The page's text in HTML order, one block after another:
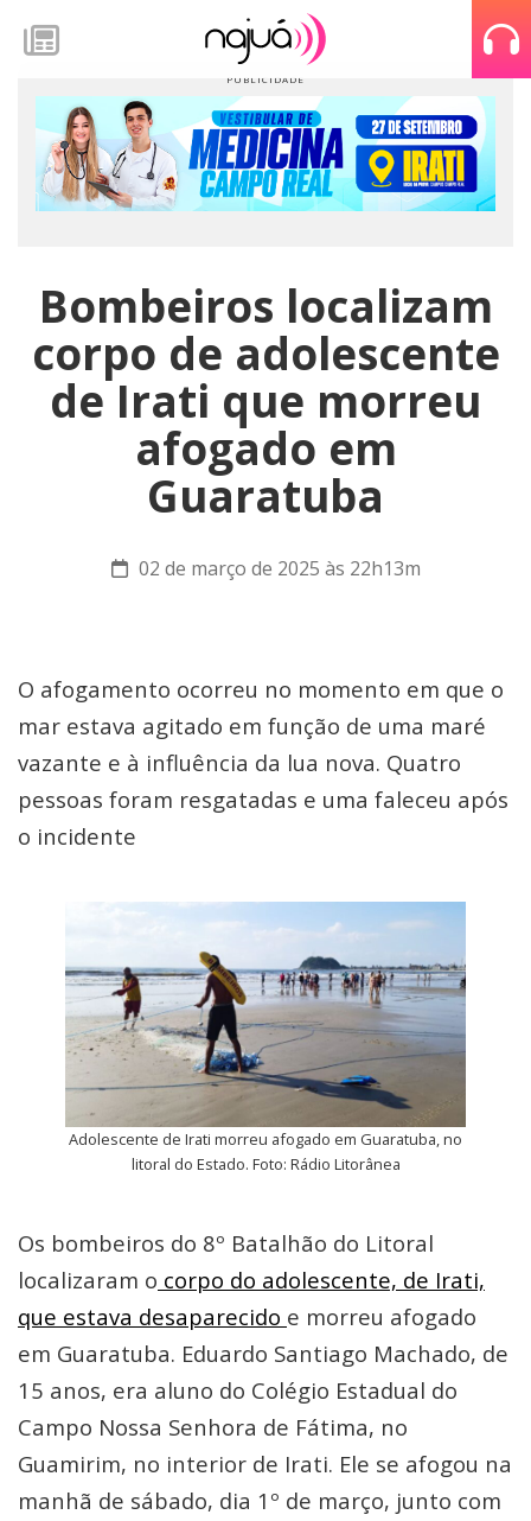
Bombeiros localizam
corpo de adolescente
de Irati que morreu
afogado em
Guaratuba
02 de março de 2025 às 22h13m
O afogamento ocorreu no momento em que o
mar estava agitado em função de uma maré
vazante e à influência da lua nova. Quatro
pessoas foram resgatadas e uma faleceu após
o incidente
Adolescente de Irati morreu afogado em Guaratuba, no
litoral do Estado. Foto: Rádio Litorânea
Os bombeiros do 8º Batalhão do Litoral
localizaram o corpo do adolescente, de Irati,
que estava desaparecido e morreu afogado
em Guaratuba. Eduardo Santiago Machado, de
15 anos, era aluno do Colégio Estadual do
Campo Nossa Senhora de Fátima, no
Guamirim, no interior de Irati. Ele se afogou na
manhã de sábado, dia 1º de março, junto com